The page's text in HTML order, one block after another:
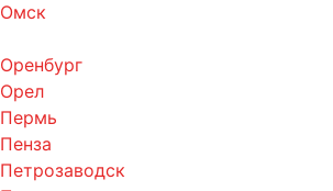
Омск
Оренбург
Орел
Пермь
Пенза
Петрозаводск